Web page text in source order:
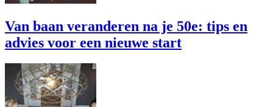
Van baan veranderen na je 50e: tips en
advies voor een nieuwe start